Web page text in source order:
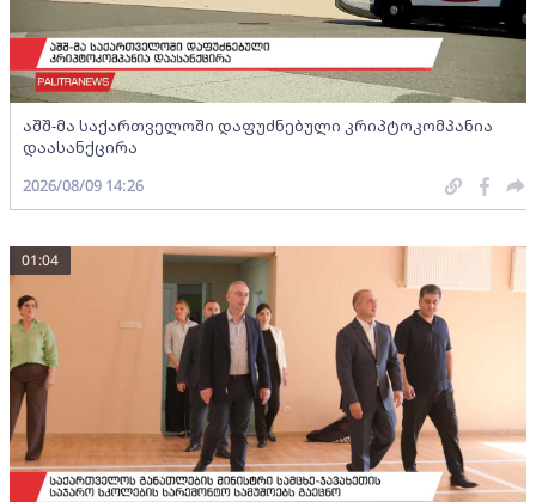
აშშ-მა საქართველოში დაფუძნებული კრიპტოკომპანია
დაასანქცირა
2026/08/09 14:26
01:04